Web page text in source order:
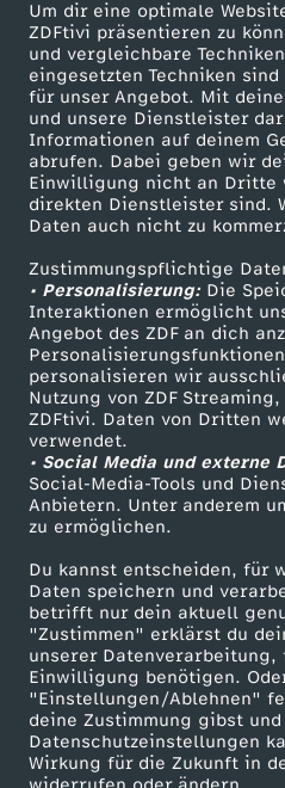
Um dir eine optimale
ZDFtivi präsentieren zu
und vergleichbare
eingesetzten Techniken
für unser Angebot. Mit
und unsere Dienstleister
Informationen auf deinem
abrufen. Dabei geben wir
Einwilligung nicht an Dritte
direkten Dienstleister sind.
Daten auch nicht zu
Zustimmungspflichtige
• Personalisierung:Die
Interaktionen ermöglicht
Angebot des ZDF an dich
personalisieren wir
Nutzung von ZDF
ZDFtivi. Daten von Dritten
verwendet.
• Social Media und externe
Social-Media-Tools und
Anbietern. Unter anderem
zu ermöglichen.
Du kannst entscheiden, für
Daten speichern und
betrifft nur dein aktuell
"Zustimmen" erklärst du
unserer Datenverarbeitung,
Einwilligung benötigen.
"Einstellungen/Ablehnen"
deine Zustimmung gibst
Datenschutzeinstellungen
Wirkung für die Zukunft in
Mehr ZDF
ZDF-Apps
Smart TV
ZDFtext
Livestreams
Sendungen A-Z
TV-Programm
ZDF Unternehmen
Karriere
ZDF goes Schule
Werbefernsehen
Mainzelmännchen